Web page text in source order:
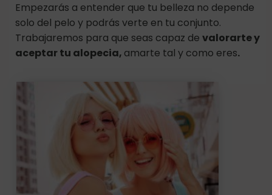
Empezarás a entender que tu belleza no depende
solo del pelo y podrás verte en tu conjunto.
Trabajaremos para que seas capaz de valorarte y
aceptar tu alopecia, amarte tal y como eres.